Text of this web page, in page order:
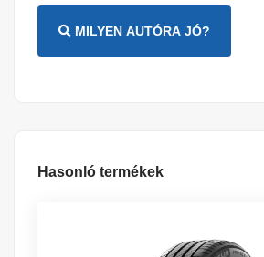
MILYEN AUTÓRA JÓ?
Hasonló termékek